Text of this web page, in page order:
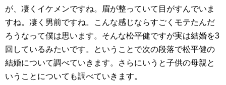
が、凄くイケメンですね。眉が整っていて目がすんでいま
すね。凄く男前ですね。こんな感じならすごくモテたんだ
ろうなって僕は思います。そんな松平健ですが実は結婚を3
回しているみたいです。ということで次の段落で松平健の
結婚について調べていきます。さらにいうと子供の母親と
いうことについても調べていきます。